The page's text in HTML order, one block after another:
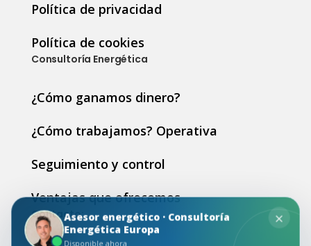
Política de privacidad
Política de cookies
Consultoría Energética
¿Cómo ganamos dinero?
¿Cómo trabajamos? Operativa
Seguimiento y control
Ventajas que ofrecemos
Contacto:Asesor energético · Consultoría
Energética Europa
Disponible ahora
×